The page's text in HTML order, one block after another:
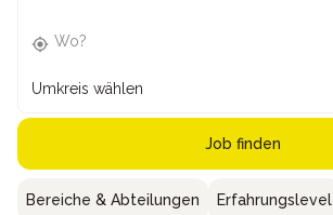
Wo?
Umkreis wählen
Job finden
Bereiche & Abteilungen Erfahrungslevel